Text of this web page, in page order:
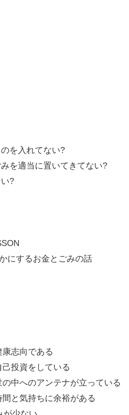
を入れてない?
を適当に置いてきてない?
?
にするお金とごみの話
志向である
投資をしている
中へのアンテナが立っている
と気持ちに余裕がある